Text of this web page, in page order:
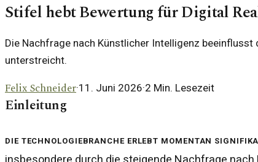
Stifel hebt Bewertung für Digital
Die Nachfrage nach Künstlicher Intelligenz
unterstreicht.
Felix Schneider·11. Juni 2026·2 Min. Lesezeit
Einleitung
Die Technologiebranche erlebt momentan
insbesondere durch die steigende Nachfrage